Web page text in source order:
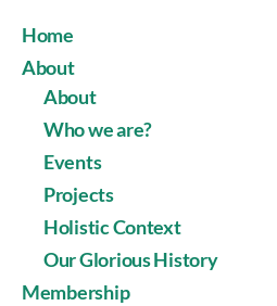
Home
About
About
Who we are?
Events
Projects
Holistic Context
Our Glorious History
Membership